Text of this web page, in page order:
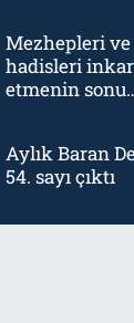
Mezhepleri ve
hadisleri inkar
etmenin sonu
Aylık Baran
54. sayı çıktı